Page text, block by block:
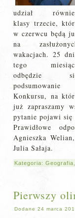
udział
klasy trzecie,
w czerwcu będą
na
wakacjach. 25
tego
odbędzie
podsumowanie
Konkursu, na
już zapraszamy
pytanie pojawi
Prawidłowe
Agnieszka
Julia Sałaja.
Kategoria:Geografia
Pierwszy
Dodane 24 marca